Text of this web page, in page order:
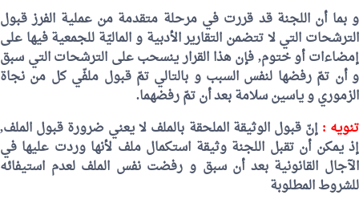
و بما أن اللجنة قد قررت في مرحلة متقدمة من عملية الفرز قبول
الترشحات التي لا تتضمن التقارير الأدبية و الماليّة للجمعية فيها على
إمضاءات أو ختوم, فإن هذا القرار ينسحب على الترشحات التي سبق
و أن تمّ رفضها لنفس السبب و بالتالي تمّ قبول ملفّي كل من نجاة
الزموري و ياسين سلامة بعد أن تمّ رفضهما.
تنويه : إنّ قبول الوثيقة الملحقة بالملف لا يعني ضرورة قبول الملف,
إذ يمكن أن تقبل اللجنة وثيقة استكمال ملف لأنها وردت عليها في
الآجال القانونية بعد أن سبق و رفضت نفس الملف لعدم استيفائه
للشروط المطلوبة